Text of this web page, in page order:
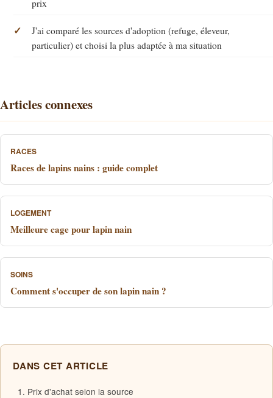
prix
J'ai comparé les sources d'adoption (refuge, éleveur,
particulier) et choisi la plus adaptée à ma situation
Articles connexes
RACES
Races de lapins nains : guide complet
LOGEMENT
Meilleure cage pour lapin nain
SOINS
Comment s'occuper de son lapin nain ?
DANS CET ARTICLE
1. Prix d'achat selon la source